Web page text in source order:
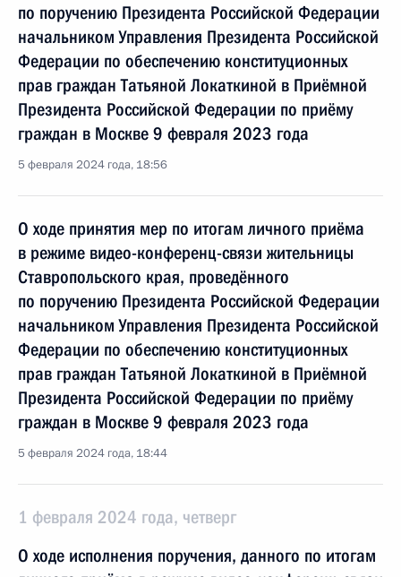
по поручению Президента Российской Федерации
начальником Управления Президента Российской
Федерации по обеспечению конституционных
прав граждан Татьяной Локаткиной в Приёмной
Президента Российской Федерации по приёму
граждан в Москве 9 февраля 2023 года
5 февраля 2024 года, 18:56
О ходе принятия мер по итогам личного приёма
в режиме видео-конференц-связи жительницы
Ставропольского края, проведённого
по поручению Президента Российской Федерации
начальником Управления Президента Российской
Федерации по обеспечению конституционных
прав граждан Татьяной Локаткиной в Приёмной
Президента Российской Федерации по приёму
граждан в Москве 9 февраля 2023 года
5 февраля 2024 года, 18:44
1 февраля 2024 года, четверг
О ходе исполнения поручения, данного по итогам